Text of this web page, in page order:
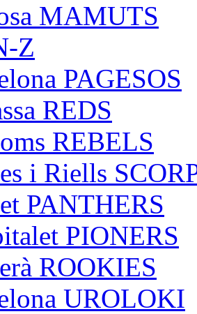
MAMUTS
Z
PAGESOS
REDS
REBELS
i Riells
PANTHERS
PIONERS
ROOKIES
UROLOKI